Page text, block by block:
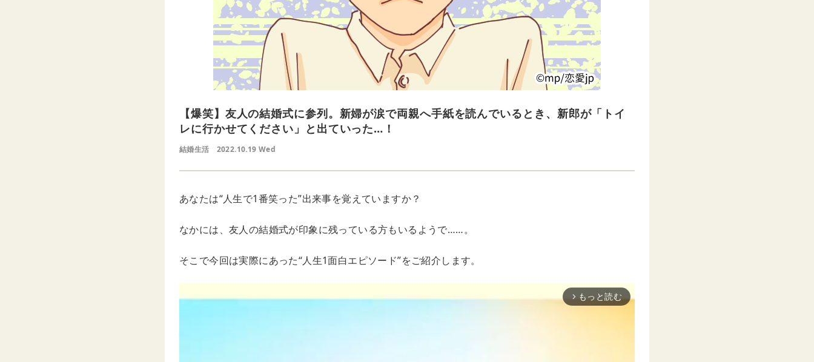
【爆笑】友人の結婚式に参列。新婦が涙で両親へ手紙を読んでいるとき、新郎が「トイ
レに行かせてください」と出ていった…！
結婚生活 2022.10.19 Wed
あなたは“人生で1番笑った”出来事を覚えていますか？
なかには、友人の結婚式が印象に残っている方もいるようで……。
そこで今回は実際にあった“人生1面白エピソード”をご紹介します。
arrow_forward_ios もっと読む